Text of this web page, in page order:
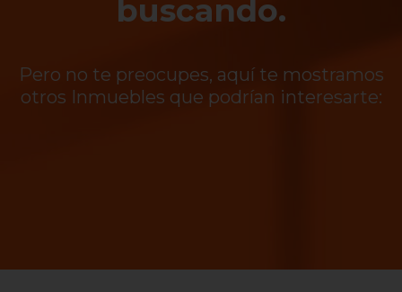
buscando.
Pero no te preocupes, aquí te mostramos
otros Inmuebles que podrían interesarte: